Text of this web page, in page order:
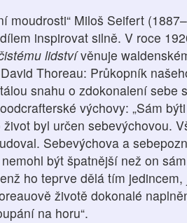
moudrosti“ Miloš Seifert
inspirovat silně. V roce
lidstvívěnuje
Thoreau: Průkopník
snahu o zdokonalení sebe
výchovy: „Sám
byl určen sebevýchovou.
Sebevýchova a
být špatnější než on
ho teprve dělá tím
životě dokonalé
na horu“.